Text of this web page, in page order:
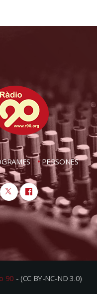
PERSONES
90 - (CC BY-NC-ND 3.0)